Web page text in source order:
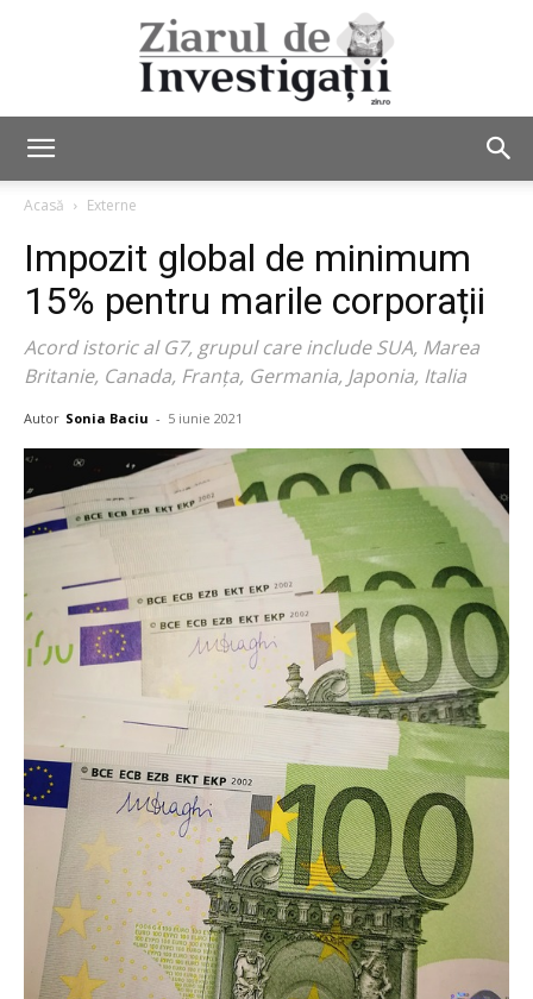
de
Investigații
Acasă Externe
Impozit global de minimum
15% pentru marile corporații
Acord istoric al G7, grupul care include SUA, Marea
Britanie, Canada, Franța, Germania, Japonia, Italia
Autor Sonia Baciu - 5 iunie 2021